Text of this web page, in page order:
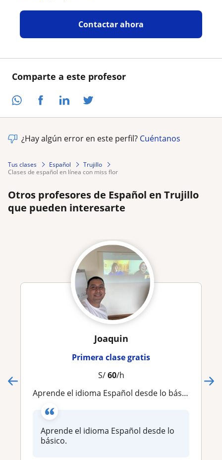
Comparte a este profesor
Contactar ahora
¿Hay algún error en este perfil? Cuéntanos
Tus clases Español
Trujillo
clases de español en línea con miss flor
Otros profesores de Español en Trujillo
que pueden interesarte
Joaquin
Primera clase gratis
S/60/h
Aprende el idioma Español desde lo básico
Aprende el idioma Español desde lo
básico.